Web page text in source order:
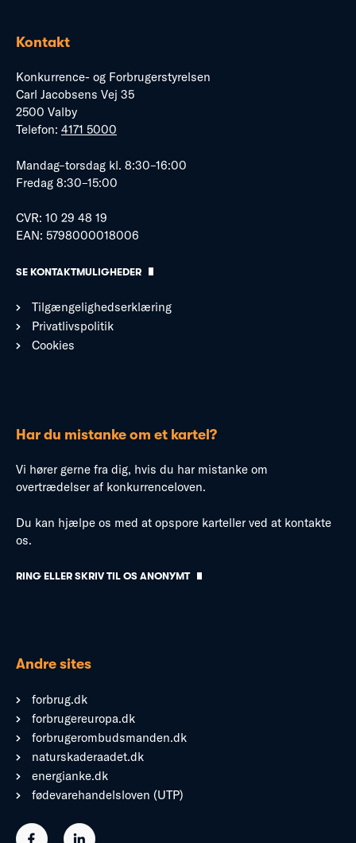
Kontakt
Konkurrence- og Forbrugerstyrelsen
Carl Jacobsens Vej 35
2500 Valby
Telefon: 4171 5000
Mandag–torsdag kl. 8:30–16:00
Fredag 8:30–15:00
CVR: 10 29 48 19
EAN: 5798000018006
SE KONTAKTMULIGHEDER
Tilgængelighedserklæring
Privatlivspolitik
Cookies
Har du mistanke om et kartel?
Vi hører gerne fra dig, hvis du har mistanke om
overtrædelser af konkurrenceloven.
Du kan hjælpe os med at opspore karteller ved at kontakte
os.
RING ELLER SKRIV TIL OS ANONYMT
Andre sites
forbrug.dk
forbrugereuropa.dk
forbrugerombudsmanden.dk
naturskaderaadet.dk
energianke.dk
fødevarehandelsloven (UTP)